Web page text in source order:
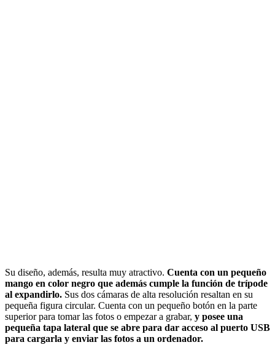
Su diseño, además, resulta muy atractivo. Cuenta con un pequeño
mango en color negro que además cumple la función de trípode
al expandirlo. Sus dos cámaras de alta resolución resaltan en su
pequeña figura circular. Cuenta con un pequeño botón en la parte
superior para tomar las fotos o empezar a grabar, y posee una
pequeña tapa lateral que se abre para dar acceso al puerto USB
para cargarla y enviar las fotos a un ordenador.